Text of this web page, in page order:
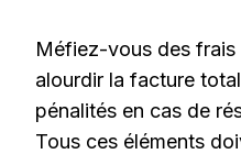
Méfiez-vous des frais
alourdir la facture
pénalités en cas de
Tous ces éléments